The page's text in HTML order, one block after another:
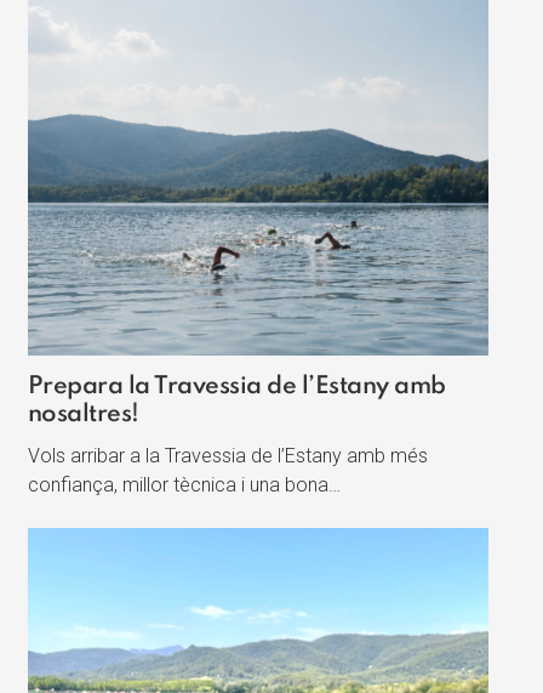
Prepara la Travessia de l’Estany amb
nosaltres!
Vols arribar a la Travessia de l’Estany amb més
confiança, millor tècnica i una bona…